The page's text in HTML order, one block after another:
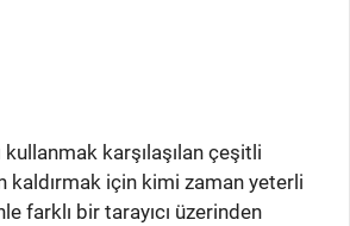
kullanmak karşılaşılan çeşitli
kaldırmak için kimi zaman yeterli
farklı bir tarayıcı üzerinden